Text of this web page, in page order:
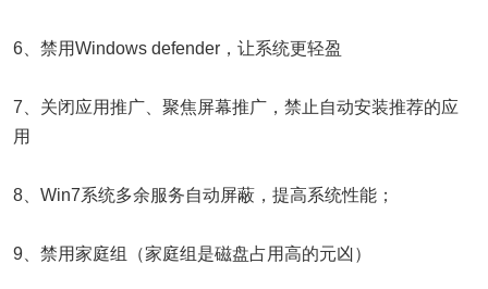
6、禁用Windows defender，让系统更轻盈
7、关闭应用推广、聚焦屏幕推广，禁止自动安装推荐的应
用
8、Win7系统多余服务自动屏蔽，提高系统性能；
9、禁用家庭组（家庭组是磁盘占用高的元凶）